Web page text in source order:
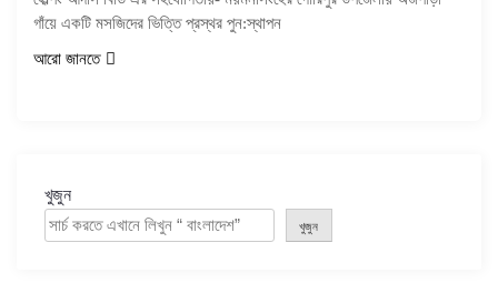
গাঁয়ে একটি মসজিদের ভিত্তি প্রস্থর পুন:স্থাপন
আরো জানতে
খুজুন
খুজুন